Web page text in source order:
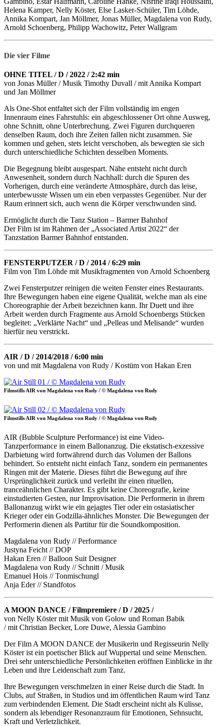
Helena Kamper, Nelly Köster, Else Lasker-Schüler, Tim Löhde,
Annika Kompart, Jan Möllmer, Jonas Müller, Magdalena von Rudy,
Arnold Schoenberg, Philipp Wachowitz, Peter Wallgram
Die vier Filme
OHNE TITEL / D / 2022 / 2:42 min
von Jonas Müller / Musik Timothy Duvall / mit Annika Kompart
und Jan Möllmer
Als One-Shot entfaltet sich der Film vollständig im engen
Innenraum eines Fahrstuhls: ein abgeschlossener Ort ohne Ausweg,
ohne Schnitt, ohne Unterbrechung. Zwei Figuren durchqueren
denselben Raum, doch ihre Zeiten fallen nicht zusammen. Sie
kommen und gehen, stets leicht verschoben, als bewegten sie sich
durch unterschiedliche Schichten desselben Moments.
Die Begegnung bleibt ausgespart. Nähe entsteht nicht durch
Anwesenheit, sondern durch Nachhall: durch die Spuren des
Vorherigen, durch eine veränderte Atmosphäre, durch das leise,
unterbewusste Wissen um ein eben verpasstes Gegenüber. Nur der
Raum erinnert sich, auch wenn die Körper verschwunden sind.
Ermöglicht durch die Tanz Station – Barmer Bahnhof
Der Film ist im Rahmen der „Associated Artist 2022“ der
Tanzstation Barmer Bahnhof entstanden.
FENSTERPUTZER / D / 2014 / 6:29 min
Film von Tim Löhde mit Musikfragmenten von Arnold Schoenberg
Zwei Fensterputzer reinigen die weiten Fenster eines Restaurants.
Ihre Bewegungen haben eine eigene Qualität, welche man als eine
Choreographie der Arbeit bezeichnen kann. Ihr Duett und ihre
Arbeit werden durch Fragmente aus Arnold Schoenbergs Stücken
begleitet: „Verklärte Nacht“ und „Pelleas und Melisande“ wurden
hierfür neu verstrickt.
AIR / D / 2014/2018 / 6:00 min
von und mit Magdalena von Rudy / Kostüm von Hakan Eren
Filmstills AIR von Magdalena von Rudy / © Magdalena von Rudy
Filmstills AIR von Magdalena von Rudy / © Magdalena von Rudy
AIR (Bubble Sculpture Performance) ist eine Video-
Tanzperformance in einem Ballonanzug. Die ekstatisch-exzessive
Darbietung wird fortwährend durch das Volumen der Ballons
behindert. So entsteht nicht einfach Tanz, sondern ein permanentes
Ringen mit der Materie. Dieses führt die Bewegung auf ihre
Ursprünglichkeit zurück und verleiht ihr einen rituellen,
tranceähnlichen Charakter. Es gibt keine Choreografie, keine
einstudierten Gesten, nur Improvisation. Die Performerin in ihrem
Ballonanzug wirkt wie ein gejagtes Tier oder ein ostasiatischer
Krieger oder ein Godzilla-ähnliches Monster. Die Bewegungen der
Performerin dienen als Partitur für die Soundkomposition.
Magdalena von Rudy // Performance
Justyna Feicht // DOP
Hakan Eren // Balloon Suit Designer
Magdalena von Rudy // Schnitt / Musik
Emanuel Hois // Tonmischungl
Anja Eder // Standfotos
A MOON DANCE / Filmpremiere / D / 2025 /
von Nelly Köster mit Musik von Golow und Roman Babik
/ mit Christian Becker, Lore Duwe, Alessia Gambino
Der Film A MOON DANCE der Musikerin und Regisseurin Nelly
Köster ist ein poetischer Blick auf Wuppertal und seine Menschen.
Drei sehr unterschiedliche Persönlichkeiten eröffnen Einblicke in ihr
Leben und ihre Leidenschaft zum Tanz.
Ihre Bewegungen verschmelzen in einer Reise durch die Stadt. In
Clubs, auf Straßen, in Studios und im öffentlichen Raum wird Tanz
zum verbindenden Element. Die Stadt erscheint nicht als Kulisse,
sondern als lebendiger Resonanzraum für Emotionen, Sehnsucht,
Kraft und Verletzlichkeit.